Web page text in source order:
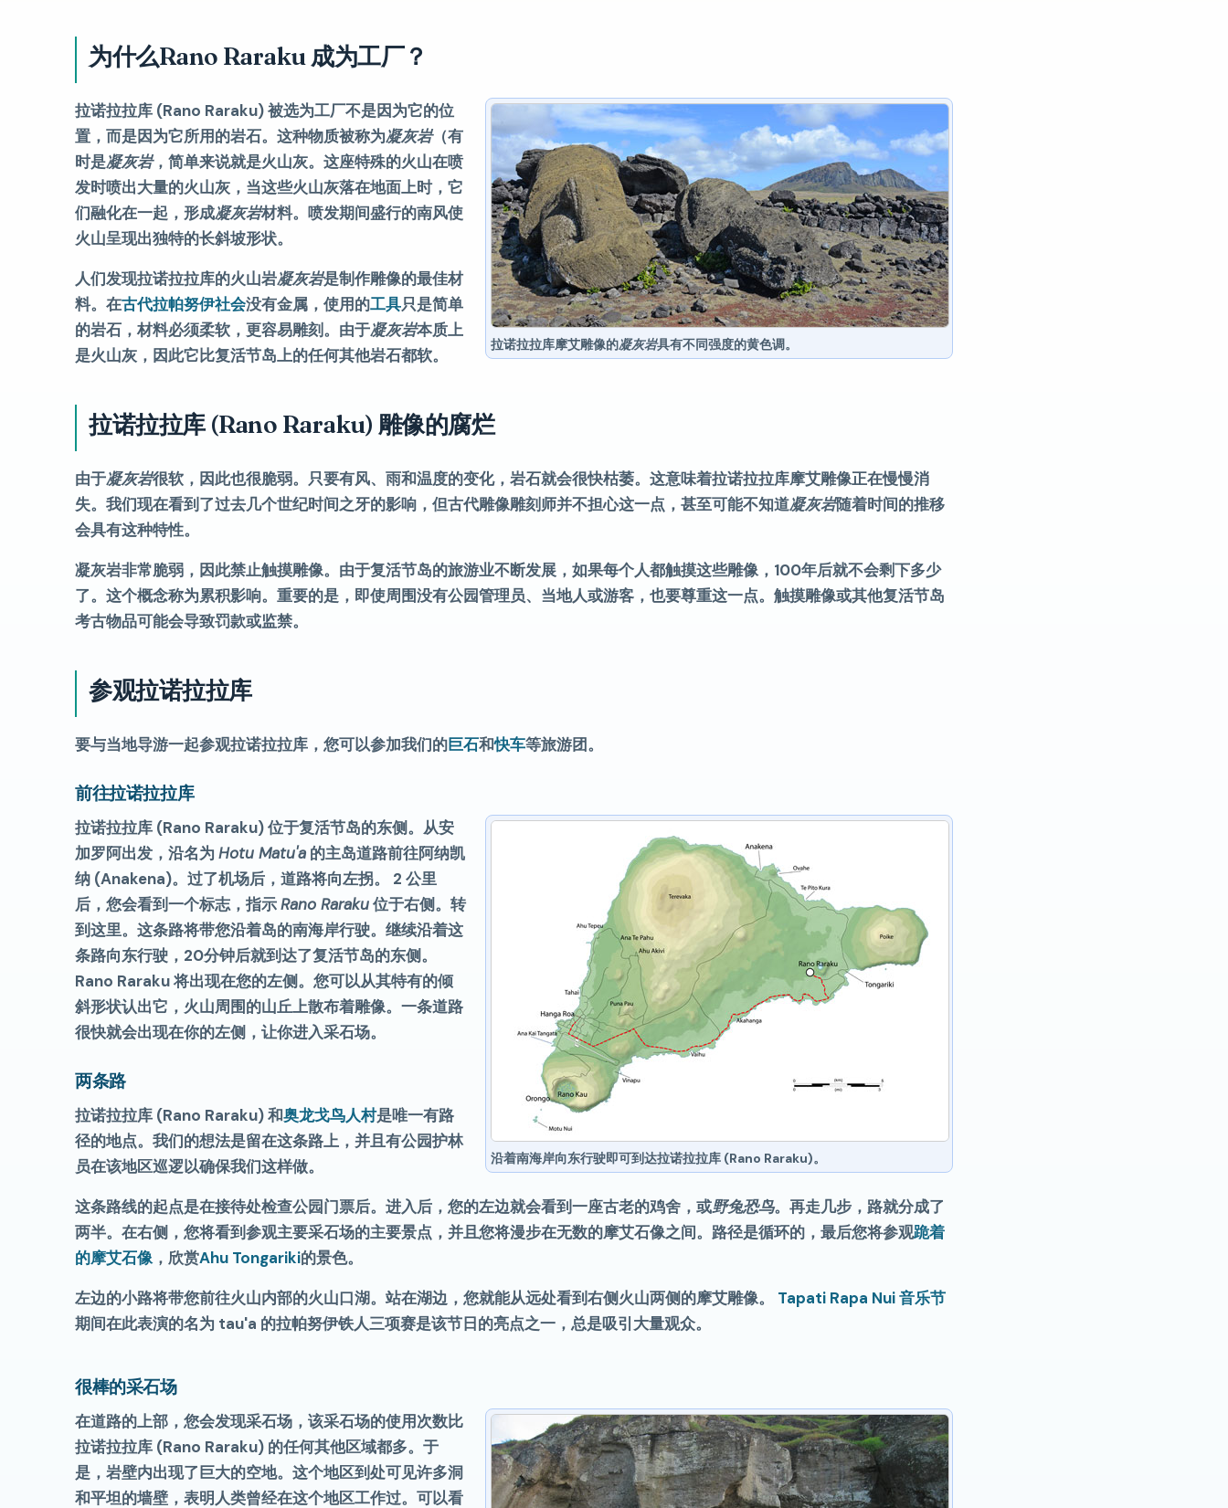
为什么Rano Raraku 成为工厂？
拉诺拉拉库摩艾雕像的凝灰岩具有不同强度的黄色调。
拉诺拉拉库 (Rano Raraku) 被选为工厂不是因为它的位
置，而是因为它所用的岩石。这种物质被称为凝灰岩（有
时是凝灰岩，简单来说就是火山灰。这座特殊的火山在喷
发时喷出大量的火山灰，当这些火山灰落在地面上时，它
们融化在一起，形成凝灰岩材料。喷发期间盛行的南风使
火山呈现出独特的长斜坡形状。
人们发现拉诺拉拉库的火山岩凝灰岩是制作雕像的最佳材
料。在古代拉帕努伊社会没有金属，使用的工具只是简单
的岩石，材料必须柔软，更容易雕刻。由于凝灰岩本质上
是火山灰，因此它比复活节岛上的任何其他岩石都软。
拉诺拉拉库 (Rano Raraku) 雕像的腐烂
由于凝灰岩很软，因此也很脆弱。只要有风、雨和温度的变化，岩石就会很快枯萎。这意味着拉诺拉拉库摩艾雕像正在慢慢消
失。我们现在看到了过去几个世纪时间之牙的影响，但古代雕像雕刻师并不担心这一点，甚至可能不知道凝灰岩随着时间的推移
会具有这种特性。
凝灰岩非常脆弱，因此禁止触摸雕像。由于复活节岛的旅游业不断发展，如果每个人都触摸这些雕像，100年后就不会剩下多少
了。这个概念称为累积影响。重要的是，即使周围没有公园管理员、当地人或游客，也要尊重这一点。触摸雕像或其他复活节岛
考古物品可能会导致罚款或监禁。
参观拉诺拉拉库
要与当地导游一起参观拉诺拉拉库，您可以参加我们的巨石和快车等旅游团。
前往拉诺拉拉库
沿着南海岸向东行驶即可到达拉诺拉拉库 (Rano Raraku)。
拉诺拉拉库 (Rano Raraku) 位于复活节岛的东侧。从安
加罗阿出发，沿名为 Hotu Matu'a 的主岛道路前往阿纳凯
纳 (Anakena)。过了机场后，道路将向左拐。 2 公里
后，您会看到一个标志，指示Rano Raraku位于右侧。转
到这里。这条路将带您沿着岛的南海岸行驶。继续沿着这
条路向东行驶，20分钟后就到达了复活节岛的东侧。
Rano Raraku 将出现在您的左侧。您可以从其特有的倾
斜形状认出它，火山周围的山丘上散布着雕像。一条道路
很快就会出现在你的左侧，让你进入采石场。
两条路
拉诺拉拉库 (Rano Raraku) 和奥龙戈鸟人村是唯一有路
径的地点。我们的想法是留在这条路上，并且有公园护林
员在该地区巡逻以确保我们这样做。
这条路线的起点是在接待处检查公园门票后。进入后，您的左边就会看到一座古老的鸡舍，或野兔恐鸟。再走几步，路就分成了
两半。在右侧，您将看到参观主要采石场的主要景点，并且您将漫步在无数的摩艾石像之间。路径是循环的，最后您将参观跪着
的摩艾石像，欣赏Ahu Tongariki的景色。
左边的小路将带您前往火山内部的火山口湖。站在湖边，您就能从远处看到右侧火山两侧的摩艾雕像。 Tapati Rapa Nui 音乐节
期间在此表演的名为 tau'a 的拉帕努伊铁人三项赛是该节日的亮点之一，总是吸引大量观众。
很棒的采石场
在道路的上部，您会发现采石场，该采石场的使用次数比
拉诺拉拉库 (Rano Raraku) 的任何其他区域都多。于
是，岩壁内出现了巨大的空地。这个地区到处可见许多洞
和平坦的墙壁，表明人类曾经在这个地区工作过。可以看